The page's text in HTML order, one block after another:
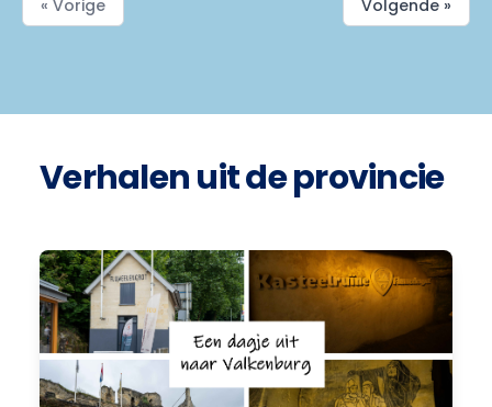
« Vorige Volgende »
Verhalen uit de provincie